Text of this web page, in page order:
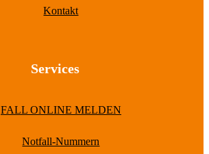
Kontakt
Services
FALL ONLINE MELDEN
Notfall-Nummern